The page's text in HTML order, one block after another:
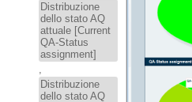
Distribuzione
dello stato AQ
attuale [Current
QA-Status
assignment]
,
Distribuzione
dello stato AQ